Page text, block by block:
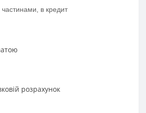
в кредит
розрахунок